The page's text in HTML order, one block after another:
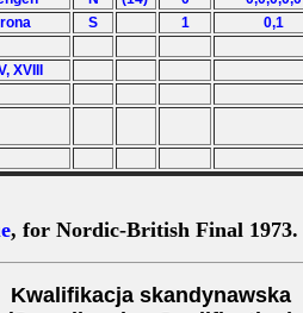
S 1 0,1
XVIII
, for Nordic-British Final 1973.
Kwalifikacja skandynawska